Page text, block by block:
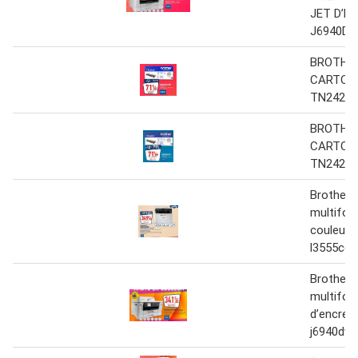
JET
TN2420
TN2420
Brother
couleur
Brother
d’encre
j6940dw